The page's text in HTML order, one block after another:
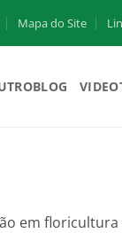
Mapa do Site
em floricultura